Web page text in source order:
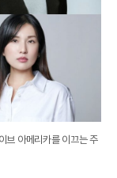
브 아메리카를 이끄는 주